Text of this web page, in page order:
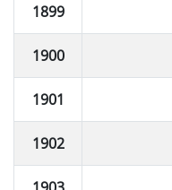
1899
1900
1901
1902